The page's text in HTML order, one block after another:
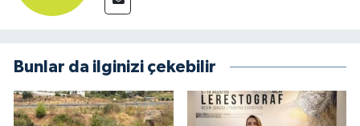
Bunlar da ilginizi çekebilir